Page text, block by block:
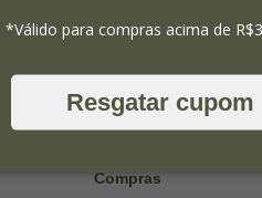
*Válido para compras acima de
Resgatar cupom
Compras